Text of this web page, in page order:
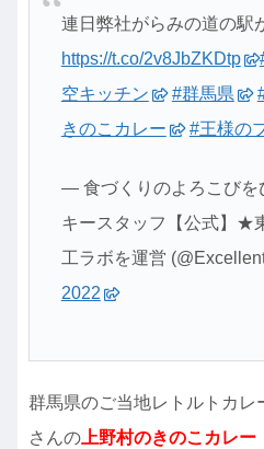
連日弊社がらみの道の駅
https://t.co/2v8JbZKDtp
空キッチン
#群馬県
きのこカレー
#王様の
— 食づくりのよろこびを
キースタッフ【公式】★
工ラボを運営
2022
群馬県のご当地レトルトカレ
さんの上野村のきのこカレー